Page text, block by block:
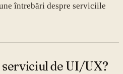
întrebări despre serviciile
serviciul de UI/UX?